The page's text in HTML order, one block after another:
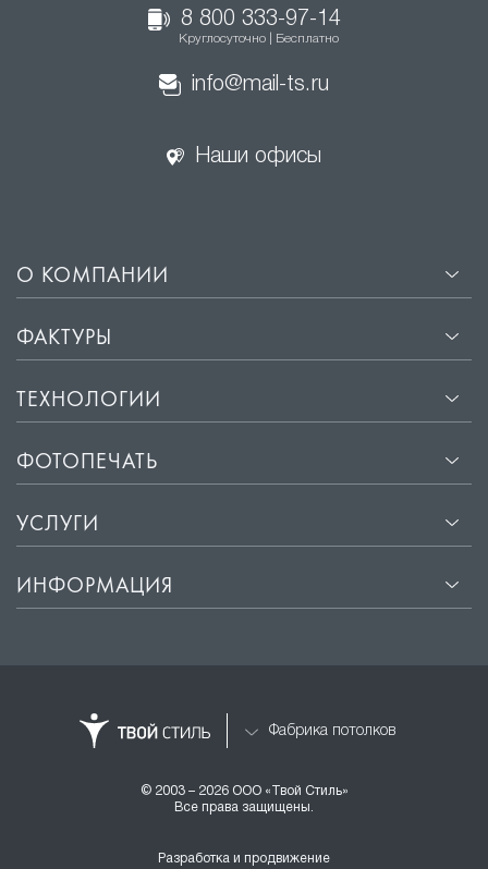
8 800 333-97-14
Круглосуточно | Бесплатно
info@mail-ts.ru
Наши офисы
О КОМПАНИИ
ФАКТУРЫ
ТЕХНОЛОГИИ
ФОТОПЕЧАТЬ
УСЛУГИ
ИНФОРМАЦИЯ
Фабрика потолков
© 2003 – 2026 ООО «Твой Стиль»
Все права защищены.
Разработка и продвижение